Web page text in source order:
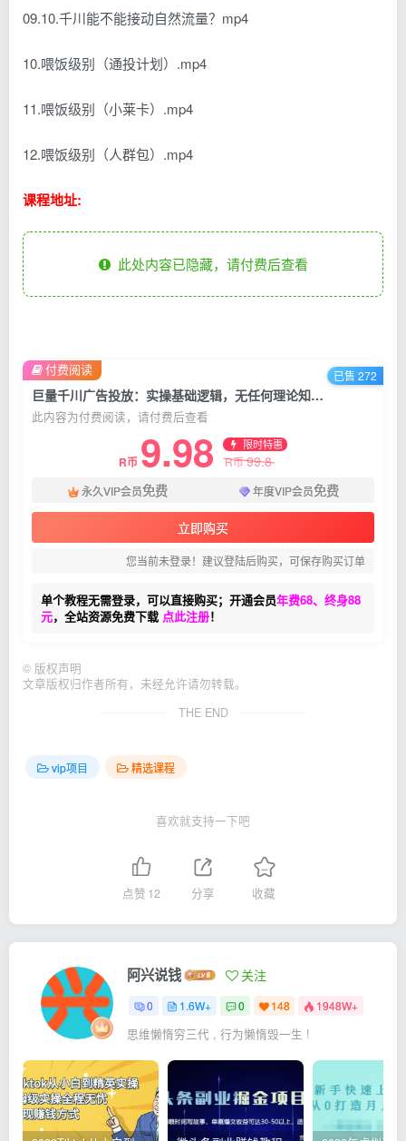
09.10.千川能不能接动自然流量？mp4
10.喂饭级别（通投计划）.mp4
11.喂饭级别（小莱卡）.mp4
12.喂饭级别（人群包）.mp4
课程地址:
此处内容已隐藏，请付费后查看
巨量千川广告投放：实操基础逻辑，无任何理论知识，新手也能学会
此内容为付费阅读，请付费后查看
R币 9.98 限时特惠
R币99.8
永久VIP会员免费 年度VIP会员免费
立即购买
您当前未登录！建议登陆后购买，可保存购买订单
单个教程无需登录，可以直接购买；开通会员年费68、终身88
元，全站资源免费下载 点此注册！
付费阅读 已售 272
© 版权声明
文章版权归作者所有，未经允许请勿转载。
THE END
vip项目 精选课程
喜欢就支持一下吧
点赞 12 分享 收藏
阿兴说钱 关注
0 1.6W+ 0 148 1948W+
思维懒惰穷三代 , 行为懒惰毁一生 !